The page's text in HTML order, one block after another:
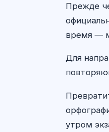
Прежде
время —
Для
утром